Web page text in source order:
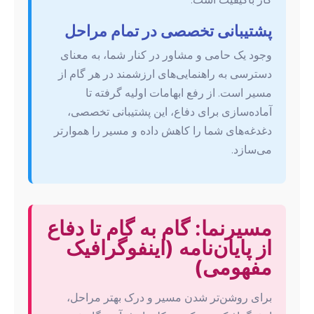
پشتیبانی تخصصی در تمام مراحل
وجود یک حامی و مشاور در کنار شما، به معنای
دسترسی به راهنمایی‌های ارزشمند در هر گام از
مسیر است. از رفع ابهامات اولیه گرفته تا
آماده‌سازی برای دفاع، این پشتیبانی تخصصی،
دغدغه‌های شما را کاهش داده و مسیر را هموارتر
می‌سازد.
مسیرنما: گام به گام تا دفاع
از پایان‌نامه (اینفوگرافیک
مفهومی)
برای روشن‌تر شدن مسیر و درک بهتر مراحل،